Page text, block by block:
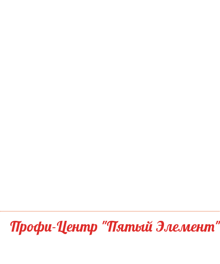
Профи-Центр "Пятый Элемент"